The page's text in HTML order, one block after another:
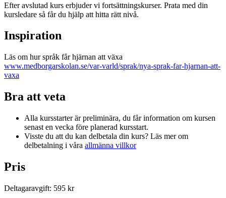
Efter avslutad kurs erbjuder vi fortsättningskurser. Prata med din
kursledare så får du hjälp att hitta rätt nivå.
Inspiration
Läs om hur språk får hjärnan att växa
www.medborgarskolan.se/var-varld/sprak/nya-sprak-far-hjarnan-att-
vaxa
Bra att veta
Alla kursstarter är preliminära, du får information om kursen
senast en vecka före planerad kursstart.
Visste du att du kan delbetala din kurs? Läs mer om
delbetalning i våra allmänna villkor
Pris
Deltagaravgift: 595 kr